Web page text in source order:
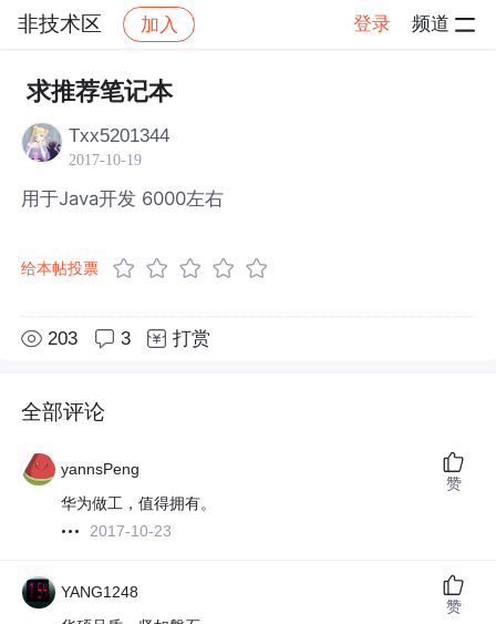
非技术区 加入 登录 频道
社区 非技术区
求推荐笔记本
Txx5201344
2017-10-19
用于Java开发 6000左右
给本帖投票
203 3 打赏
全部评论
yannsPeng
华为做工，值得拥有。
2017-10-23
赞
YANG1248
赞